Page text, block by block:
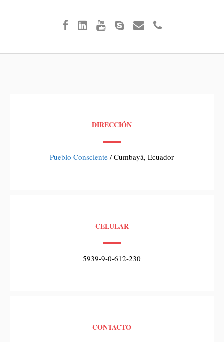
DIRECCIÓN
Pueblo Consciente / Cumbayá, Ecuador
CELULAR
5939-9-0-612-230
CONTACTO